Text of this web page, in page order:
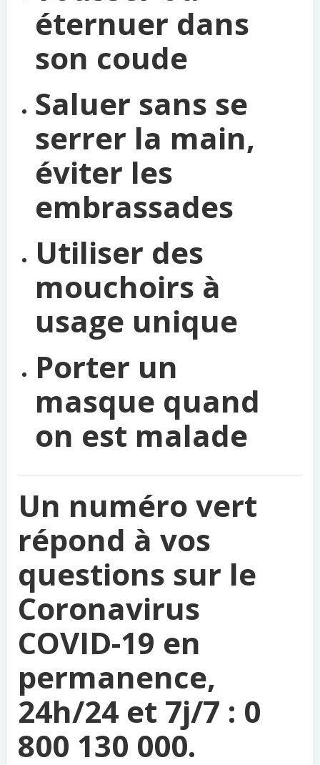
éternuer dans
son coude
Saluer sans se
serrer la main,
éviter les
embrassades
Utiliser des
mouchoirs à
usage unique
Porter un
masque quand
on est malade
Un numéro vert
répond à vos
questions sur le
Coronavirus
COVID-19 en
permanence,
24h/24 et 7j/7 : 0
800 130 000.